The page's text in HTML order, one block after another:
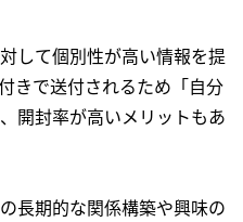
して個別性が高い情報を提
きで送付されるため「自分
開封率が高いメリットもあ
長期的な関係構築や興味の